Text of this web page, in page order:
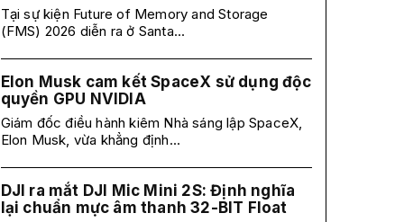
Tại sự kiện Future of Memory and Storage
(FMS) 2026 diễn ra ở Santa...
Elon Musk cam kết SpaceX sử dụng độc
quyền GPU NVIDIA
Giám đốc điều hành kiêm Nhà sáng lập SpaceX,
Elon Musk, vừa khẳng định...
DJI ra mắt DJI Mic Mini 2S: Định nghĩa
lại chuẩn mực âm thanh 32-BIT Float